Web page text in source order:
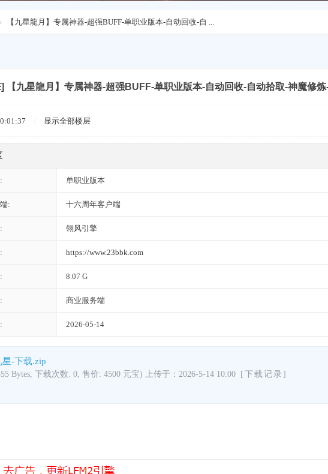
› 【九星龍月】专属神器-超强BUFF-单职业版本-自动回收-自 ...
【九星龍月】专属神器-超强BUFF-单职业版本-自动回收-自动拾取-神魔修
显示全部楼层
单职业版本
: 十六周年客户端
翎风引擎
https://www.23bbk.com
8.07 G
商业服务端
2026-05-14
星-下载.zip
Bytes, 下载次数: 0, 售价: 4500 元宝) 上传于：2026-5-14 10:00 [下载记录]